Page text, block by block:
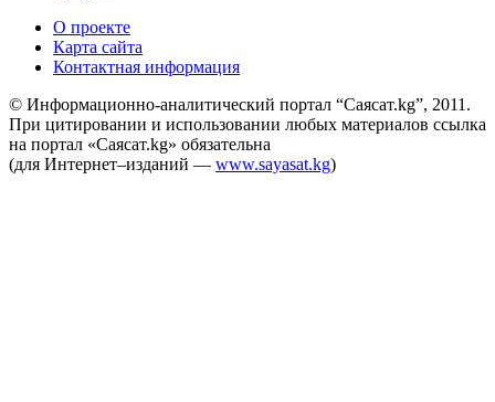
О проекте
Карта сайта
Контактная информация
© Информационно-аналитический портал “Саясат.kg”, 2011.
При цитировании и использовании любых материалов ссылка
на портал «Саясат.kg» обязательна
(для Интернет–изданий — www.sayasat.kg)